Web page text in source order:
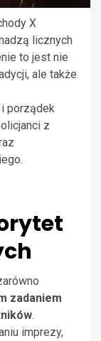
X
licznych
to jest nie
ale także
porządek
z
zadaniem
.
imprezy,